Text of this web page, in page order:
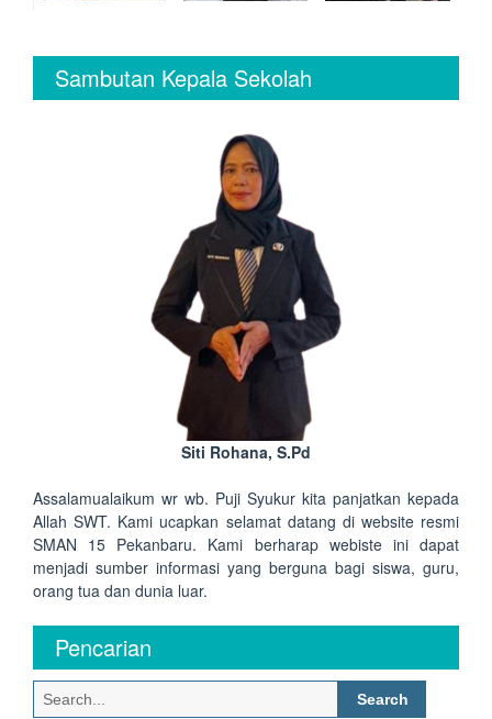
Sambutan Kepala Sekolah
Siti Rohana, S.Pd
Assalamualaikum wr wb. Puji Syukur kita panjatkan kepada
Allah SWT. Kami ucapkan selamat datang di website resmi
SMAN 15 Pekanbaru. Kami berharap webiste ini dapat
menjadi sumber informasi yang berguna bagi siswa, guru,
orang tua dan dunia luar.
Pencarian
Search
for: